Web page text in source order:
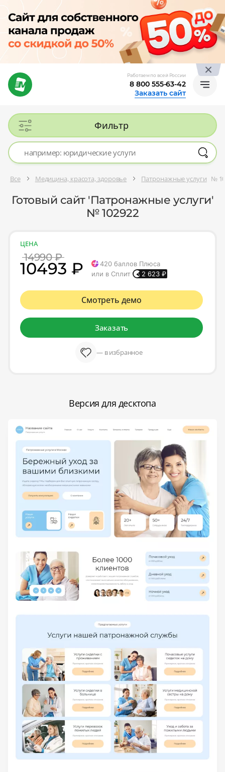
Работаем по всей России
8 800 555-63-42
Заказать сайт
Фильтр
Все Медицина, красота, здоровье Патронажные услуги №
Готовый сайт 'Патронажные услуги'
№ 102922
ЦЕНА
14990 ₽
10493 ₽ 420 баллов Плюса
или в Сплит
2 623 ₽
Смотреть демо
Заказать
— в избранное
Версия для десктопа